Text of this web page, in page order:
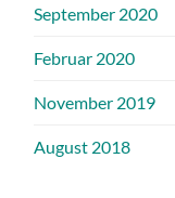
September 2020
Februar 2020
November 2019
August 2018